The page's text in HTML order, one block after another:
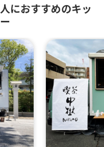
におすすめのキッ